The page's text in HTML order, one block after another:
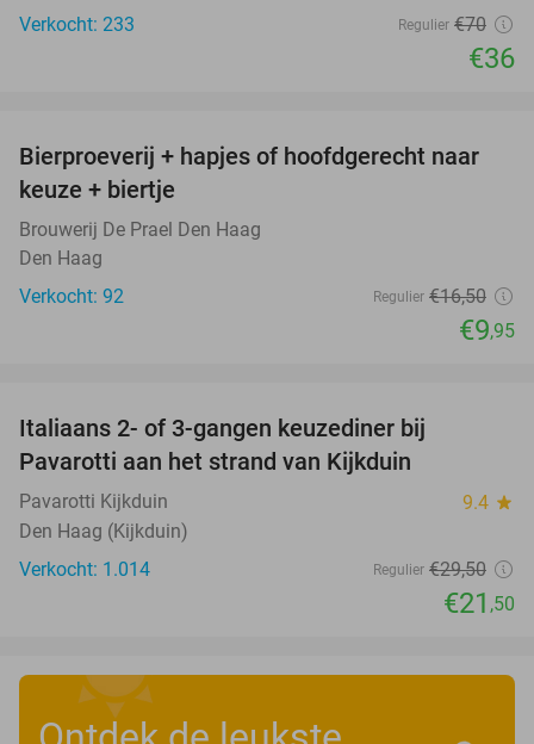
Verkocht: 233
Regulier €70
€36
40%
Bierproeverij + hapjes of hoofdgerecht naar
keuze + biertje
Brouwerij De Prael Den Haag
Den Haag
Verkocht: 92
Regulier €16,50
€9,95
Italiaans 2- of 3-gangen keuzediner bij
Pavarotti aan het strand van Kijkduin
Pavarotti Kijkduin 9.4 star
Den Haag (Kijkduin)
Verkocht: 1.014
Regulier €29,50
€21 ,50